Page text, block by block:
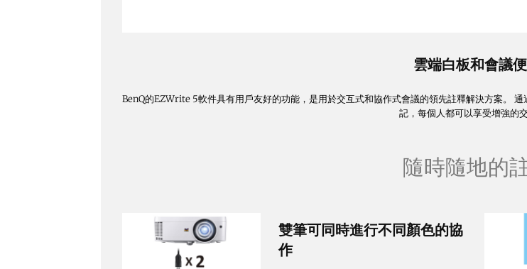
雲端白板和會議
BenQ的EZWrite 5軟件具有用戶友好的功能，是用於交互式和協作式會議的領先註釋解決方案。
記，每個人都可以享受增強的交
隨時隨地的
雙筆可同時進行不同顏色的協
作